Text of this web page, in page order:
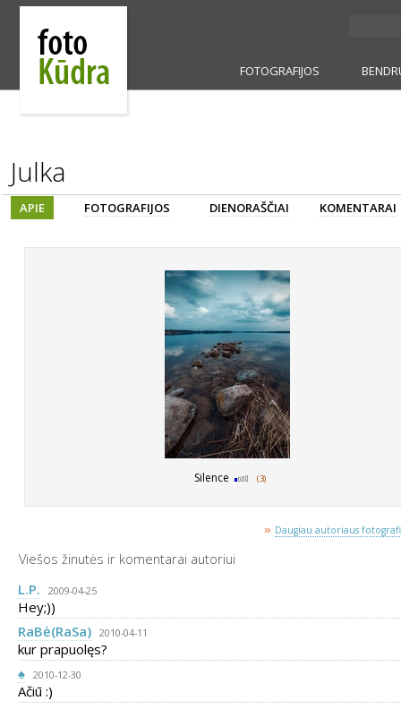
FOTOGRAFIJOS
Julka
APIE FOTOGRAFIJOS DIENORAŠČIAI KOMENTARAI
Silence (3)
» Daugiau autoriaus
Viešos žinutės ir komentarai autoriui
L.P.
2009-04-25
Hey;))
RaBė(RaSa) 2010-04-11
kur prapuolęs?
♠ 2010-12-30
Ačiū :)